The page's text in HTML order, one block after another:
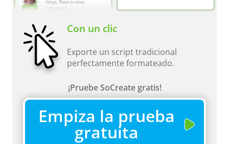
Con un clic
Exporte un script tradicional
perfectamente formateado.
¡Pruebe SoCreate gratis!
Empiza la prueba
gratuita